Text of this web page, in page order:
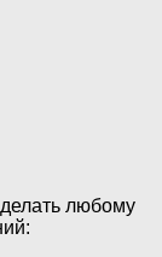
любому